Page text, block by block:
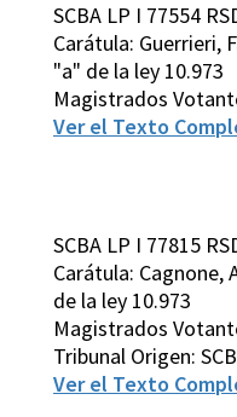
SCBA LP I 77554
Carátula: Guerrieri,
"a" de la ley 10.973
Magistrados
Ver el Texto
SCBA LP I 77815
Carátula: Cagnone,
de la ley 10.973
Magistrados
Tribunal Origen:
Ver el Texto